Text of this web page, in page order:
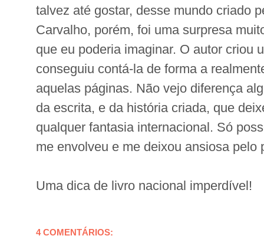
talvez até gostar, desse mundo criado
Carvalho, porém, foi uma surpresa
que eu poderia imaginar. O autor criou
conseguiu contá-la de forma a
aquelas páginas. Não vejo diferença
da escrita, e da história criada, que
qualquer fantasia internacional. Só
me envolveu e me deixou ansiosa
Uma dica de livro nacional imperdível!
4 COMENTÁRIOS: